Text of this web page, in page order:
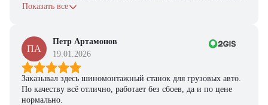
с задачами справляется.
Показать все
ПА
Петр Артамонов
19.01.2026
Заказывал здесь шиномонтажный станок для грузовых авто.
По качеству всё отлично, работает без сбоев, да и по цене
нормально.